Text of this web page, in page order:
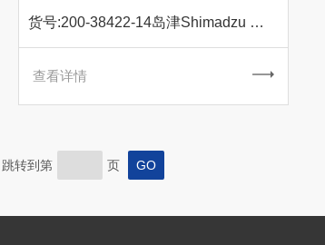
货号:200-38422-14岛津Shimadzu 原装 Na钠空心阴极灯
查看详情
跳转到第 页